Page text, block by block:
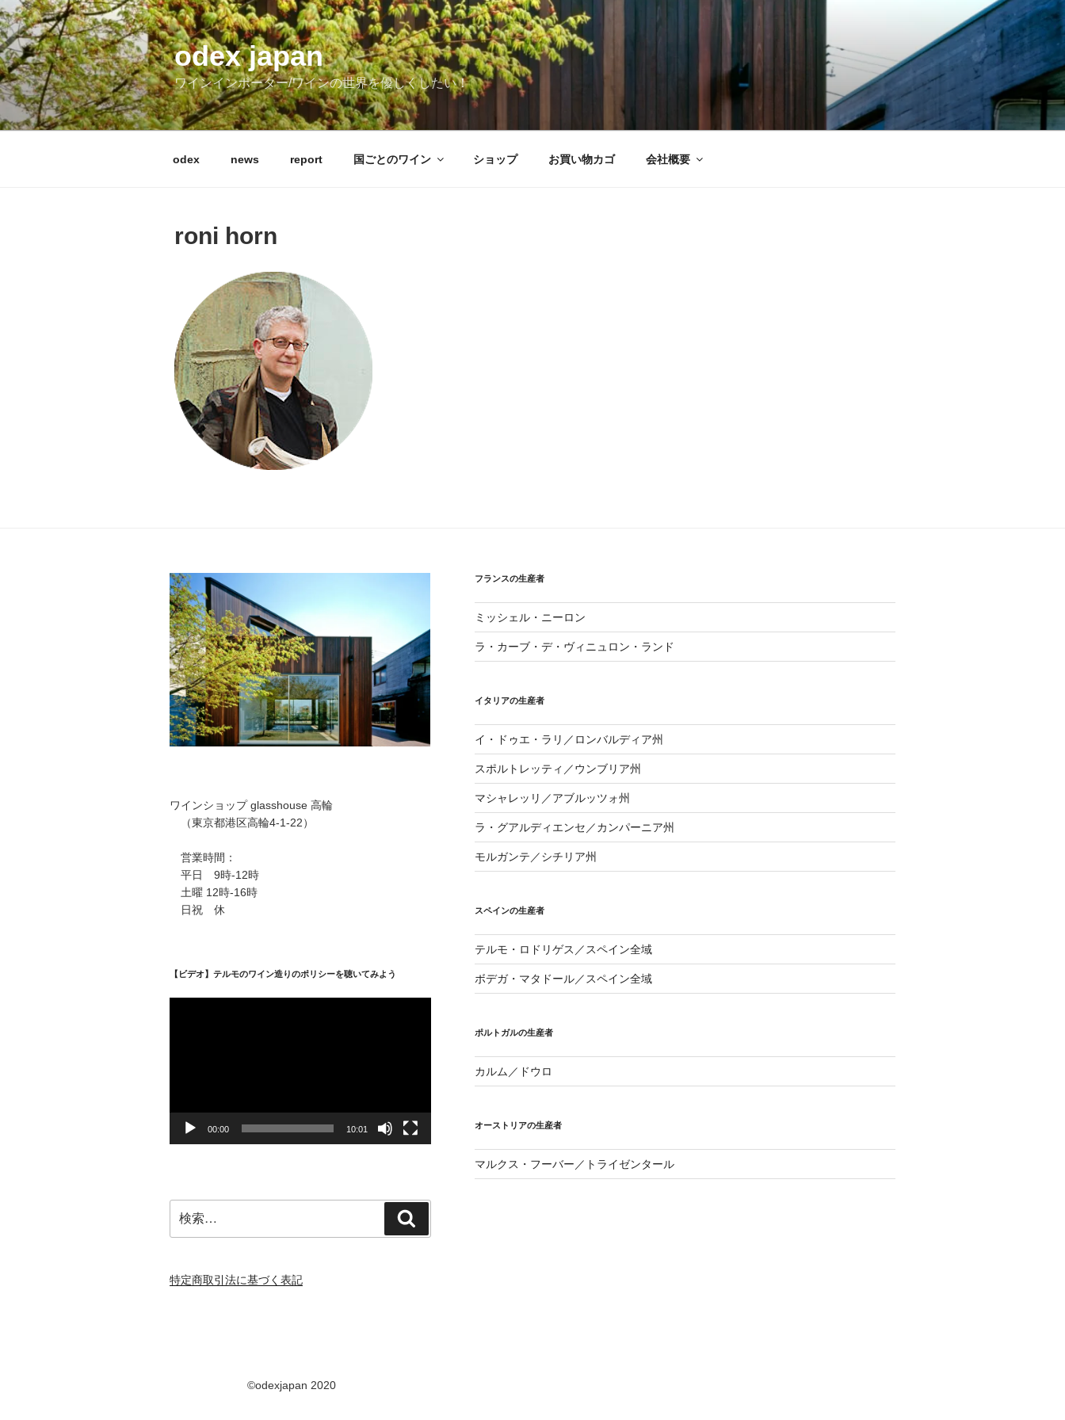
コ
ン
テ
ン
ツ
へ
ス
odex japan
ワインインポーター/ワインの世界を優しくしたい！
odex news report 国ごとのワイン ショップ お買い物カゴ 会社概要
roni horn
ワインショップ glasshouse 高輪
（東京都港区高輪4-1-22）
営業時間：
平日 9時-12時
土曜 12時-16時
日祝 休
【ビデオ】テルモのワイン造りのポリシーを聴いてみよう
ー
00:00 10:01
索:
索
特定商取引法に基づく表記
フランスの生産者
ミッシェル・ニーロン
ラ・カーブ・デ・ヴィニュロン・ランド
イタリアの生産者
イ・ドゥエ・ラリ／ロンバルディア州
スポルトレッティ／ウンブリア州
マシャレッリ／アブルッツォ州
ラ・グアルディエンセ／カンパーニア州
モルガンテ／シチリア州
スペインの生産者
テルモ・ロドリゲス／スペイン全域
ボデガ・マタドール／スペイン全域
ポルトガルの生産者
カルム／ドウロ
オーストリアの生産者
マルクス・フーバー／トライゼンタール
©odexjapan 2020